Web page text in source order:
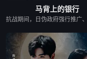
马背上的银行